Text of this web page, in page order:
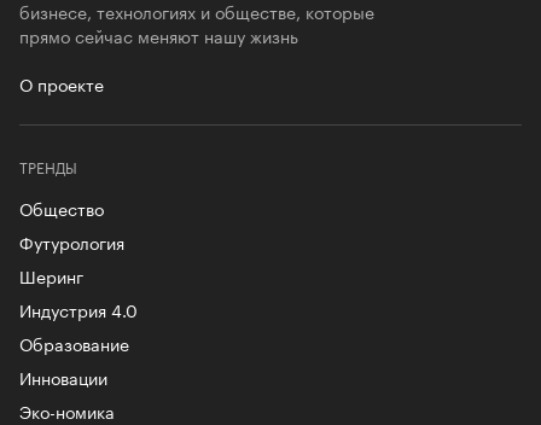
бизнесе, технологиях и обществе, которые
прямо сейчас меняют нашу жизнь
О проекте
ТРЕНДЫ
Общество
Футурология
Шеринг
Индустрия 4.0
Образование
Инновации
Эко-номика